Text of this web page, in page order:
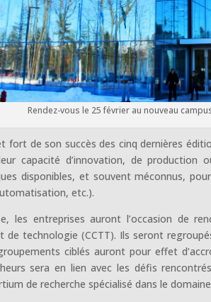
Rendez-vous le 25 février au nouveau
fort de son succès des cinq dernières
capacité d’innovation, de production
disponibles, et souvent méconnus,
etc.).
les entreprises auront l’occasion de
de technologie (CCTT). Ils seront
ciblés auront pour effet
sera en lien avec les défis
de recherche spécialisé dans le